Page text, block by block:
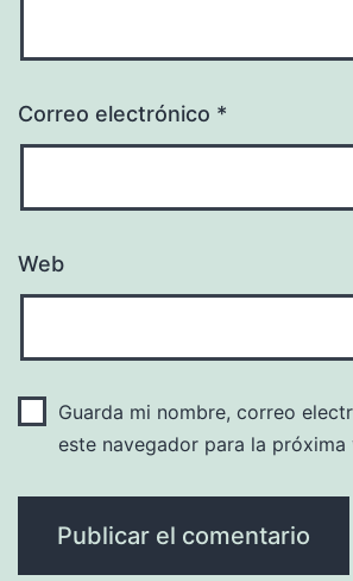
Correo electrónico *
Web
Guarda mi nombre, correo
este navegador para la próxima